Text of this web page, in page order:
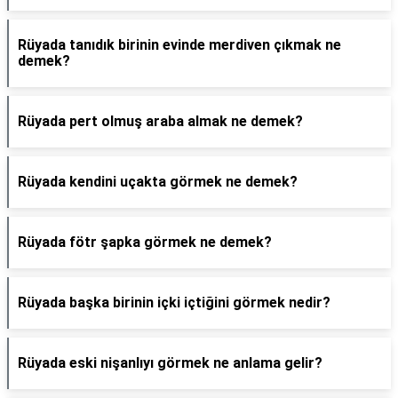
Rüyada tanıdık birinin evinde merdiven çıkmak ne
demek?
Rüyada pert olmuş araba almak ne demek?
Rüyada kendini uçakta görmek ne demek?
Rüyada fötr şapka görmek ne demek?
Rüyada başka birinin içki içtiğini görmek nedir?
Rüyada eski nişanlıyı görmek ne anlama gelir?